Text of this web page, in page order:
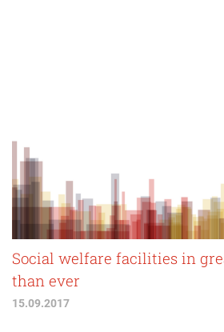
Social welfare facilities in
than ever
15.09.2017